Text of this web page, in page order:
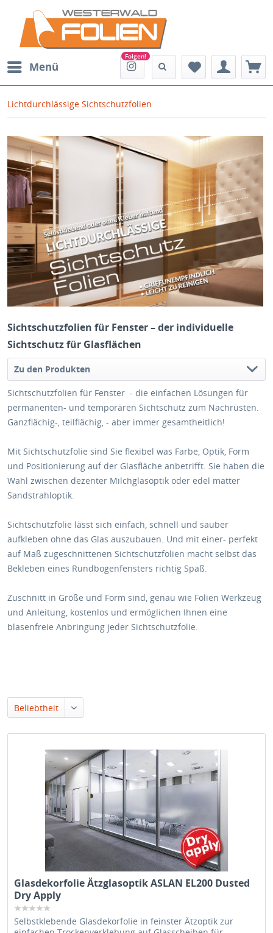
Menü
Lichtdurchlässige Sichtschutzfolien
Sichtschutzfolien für Fenster – der individuelle
Sichtschutz für Glasflächen
Zu den Produkten
Sichtschutzfolien für Fenster - die einfachen Lösungen für
permanenten- und temporären Sichtschutz zum Nachrüsten.
Ganzflächig-, teilflächig, - aber immer gesamtheitlich!
Mit Sichtschutzfolie sind Sie flexibel was Farbe, Optik, Form
und Positionierung auf der Glasfläche anbetrifft. Sie haben die
Wahl zwischen dezenter Milchglasoptik oder edel matter
Sandstrahloptik.
Sichtschutzfolie lässt sich einfach, schnell und sauber
aufkleben ohne das Glas auszubauen. Und mit einer- perfekt
auf Maß zugeschnittenen Sichtschutzfolien macht selbst das
Bekleben eines Rundbogenfensters richtig Spaß.
Zuschnitt in Größe und Form sind, genau wie Folien Werkzeug
und Anleitung, kostenlos und ermöglichen Ihnen eine
blasenfreie Anbringung jeder Sichtschutzfolie.
Beliebtheit
Glasdekorfolie Ätzglasoptik ASLAN EL200 Dusted
Dry Apply
Selbstklebende Glasdekorfolie in feinster Ätzoptik zur